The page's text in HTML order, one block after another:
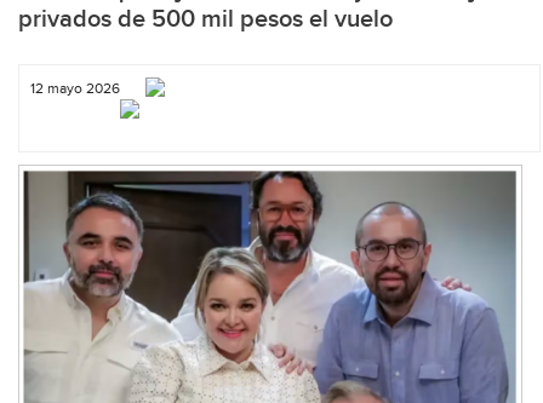
privados de 500 mil pesos el vuelo
12 mayo 2026